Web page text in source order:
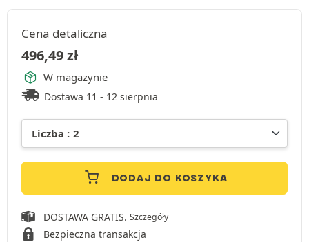
Cena detaliczna
496,49zł
W magazynie
Dostawa 11 - 12 sierpnia
DODAJ DO KOSZYKA
DOSTAWA GRATIS. Szczegóły
Bezpieczna transakcja